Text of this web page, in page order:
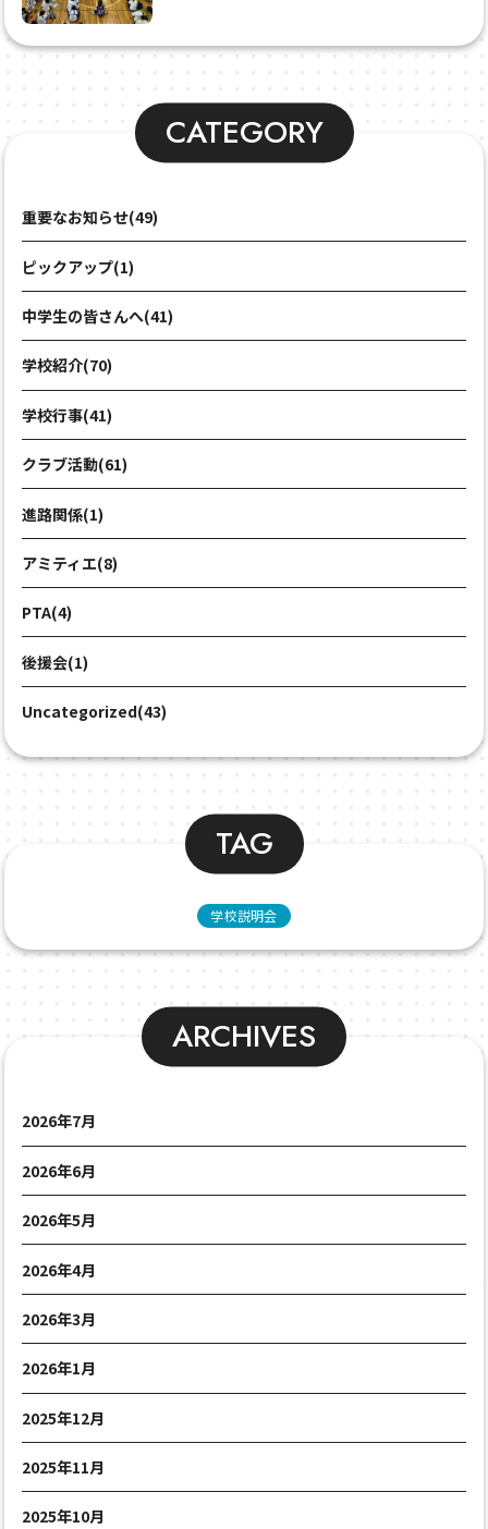
CATEGORY
重要なお知らせ(49)
ピックアップ(1)
中学生の皆さんへ(41)
学校紹介(70)
学校行事(41)
クラブ活動(61)
進路関係(1)
アミティエ(8)
PTA(4)
後援会(1)
Uncategorized(43)
TAG
学校説明会
ARCHIVES
2026年7月
2026年6月
2026年5月
2026年4月
2026年3月
2026年1月
2025年12月
2025年11月
2025年10月